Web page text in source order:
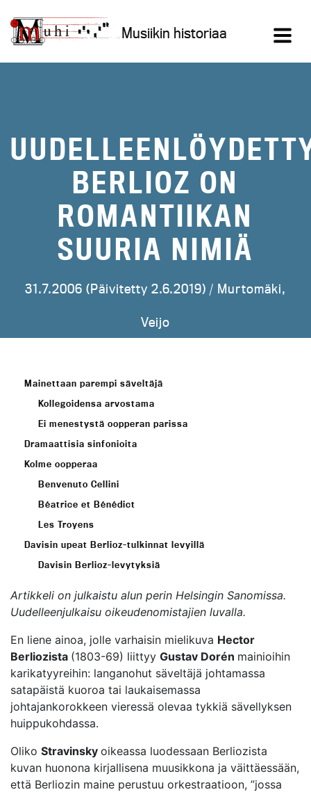
sisältöön
Musiikin historiaa
BERLIOZ ON
ROMANTIIKAN
SUURIA NIMIÄ
31.7.2006 (Päivitetty 2.6.2019) / Murtomäki,
Veijo
Mainettaan parempi säveltäjä
Kollegoidensa arvostama
Ei menestystä oopperan parissa
Dramaattisia sinfonioita
Kolme oopperaa
Benvenuto Cellini
Béatrice et Bénédict
Les Troyens
Davisin upeat Berlioz-tulkinnat levyillä
Davisin Berlioz-levytyksiä
Artikkeli on julkaistu alun perin Helsingin Sanomissa.
Uudelleenjulkaisu oikeudenomistajien luvalla.
En liene ainoa, jolle varhaisin mielikuva Hector
Berliozista (1803-69) liittyy Gustav Dorén mainioihin
karikatyyreihin: langanohut säveltäjä johtamassa
satapäistä kuoroa tai laukaisemassa
johtajankorokkeen vieressä olevaa tykkiä sävellyksen
huippukohdassa.
Oliko Stravinsky oikeassa luodessaan Berliozista
kuvan huonona kirjallisena muusikkona ja väittäessään,
että Berliozin maine perustuu orkestraatioon, ”jossa